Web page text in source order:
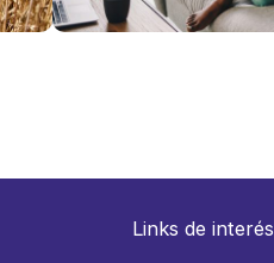
Links de interés